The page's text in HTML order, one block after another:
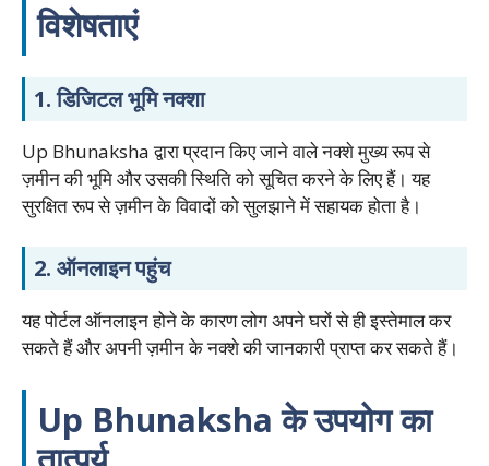
विशेषताएं
1. डिजिटल भूमि नक्शा
Up Bhunaksha द्वारा प्रदान किए जाने वाले नक्शे मुख्य रूप से
ज़मीन की भूमि और उसकी स्थिति को सूचित करने के लिए हैं। यह
सुरक्षित रूप से ज़मीन के विवादों को सुलझाने में सहायक होता है।
2. ऑनलाइन पहुंच
यह पोर्टल ऑनलाइन होने के कारण लोग अपने घरों से ही इस्तेमाल कर
सकते हैं और अपनी ज़मीन के नक्शे की जानकारी प्राप्त कर सकते हैं।
Up Bhunaksha के उपयोग का